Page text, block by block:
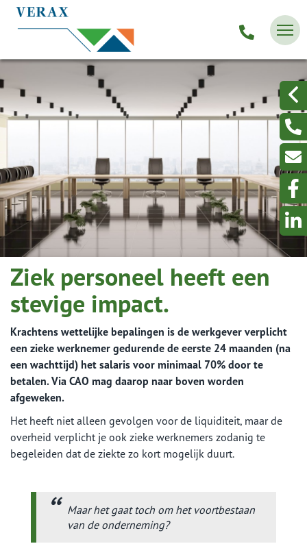
Ziek personeel heeft een
stevige impact.
Krachtens wettelijke bepalingen is de werkgever verplicht
een zieke werknemer gedurende de eerste 24 maanden (na
een wachttijd) het salaris voor minimaal 70% door te
betalen. Via CAO mag daarop naar boven worden
afgeweken.
Het heeft niet alleen gevolgen voor de liquiditeit, maar de
overheid verplicht je ook zieke werknemers zodanig te
begeleiden dat de ziekte zo kort mogelijk duurt.
Maar het gaat toch om het voortbestaan
van de onderneming?